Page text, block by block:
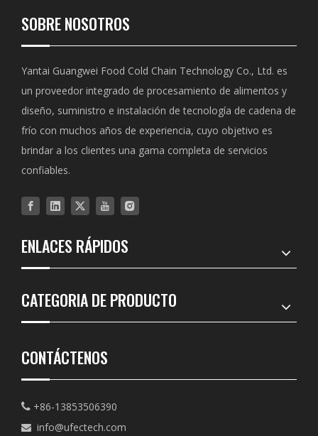
SOBRE NOSOTROS
Yantai Guangwei Food Cold Chain Technology Co., Ltd. es
un proveedor integrado de procesamiento de alimentos y
diseño, suministro e instalación de tecnología de cadena de
frío con muchos años de experiencia, cuyo objetivo es
brindar a los clientes una gama completa de servicios
confiables.
ENLACES RÁPIDOS
CATEGORIA DE PRODUCTO
CONTÁCTENOS
 +86-13853506390
 info@ufectech.com